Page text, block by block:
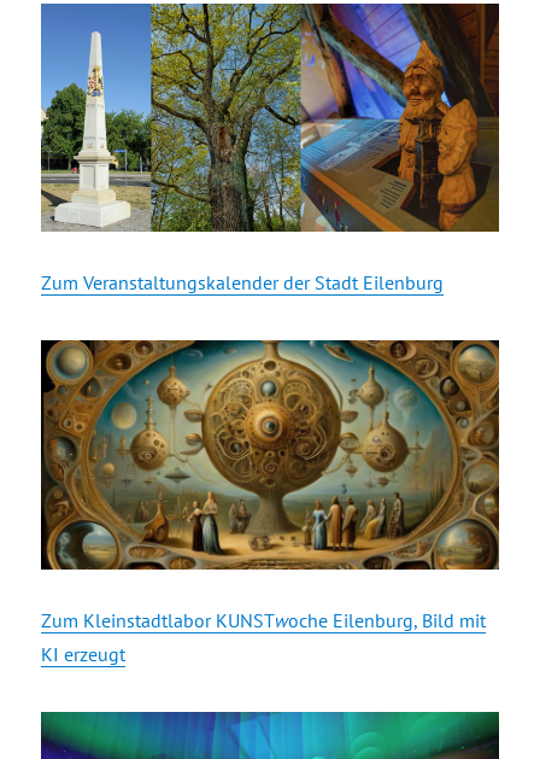
Zum Veranstaltungskalender der Stadt Eilenburg
Zum Kleinstadtlabor KUNSTwoche Eilenburg, Bild mit
KI erzeugt